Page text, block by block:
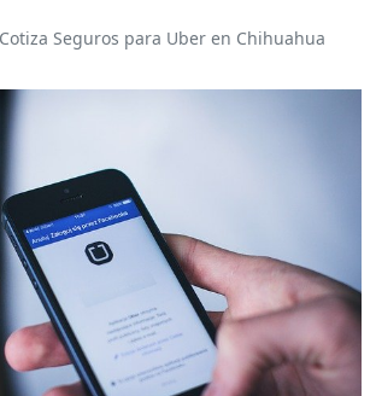
Cotiza Seguros para Uber en Chihuahua